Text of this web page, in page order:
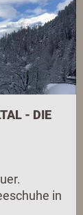
- DIE
in